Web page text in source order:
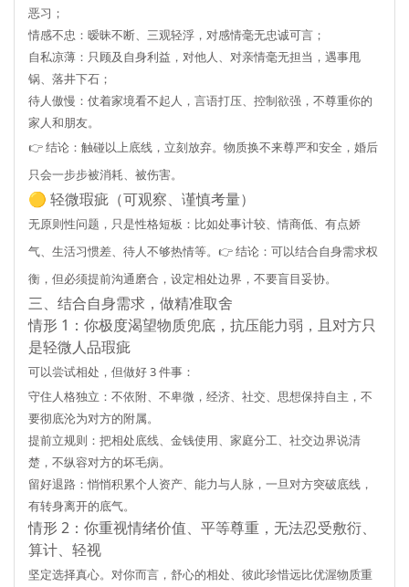
恶习；
情感不忠：暧昧不断、三观轻浮，对感情毫无忠诚可言；
自私凉薄：只顾及自身利益，对他人、对亲情毫无担当，遇事甩
锅、落井下石；
待人傲慢：仗着家境看不起人，言语打压、控制欲强，不尊重你的
家人和朋友。
👉 结论：触碰以上底线， 立刻放弃。物质换不来尊严和安全，婚后
只会一步步被消耗、被伤害。
🟡 轻微瑕疵（可观察、谨慎考量）
无原则性问题，只是性格短板：比如处事计较、情商低、有点娇
气、生活习惯差、待人不够热情等。👉 结论：可以结合自身需求权
衡，但必须提前沟通磨合，设定相处边界，不要盲目妥协。
三、结合自身需求，做精准取舍
情形 1：你极度渴望物质兜底，抗压能力弱，且对方只
是轻微人品瑕疵
可以尝试相处，但做好 3 件事：
守住人格独立 ：不依附、不卑微，经济、社交、思想保持自主，不
要彻底沦为对方的附属。
提前立规则 ：把相处底线、金钱使用、家庭分工、社交边界说清
楚，不纵容对方的坏毛病。
留好退路 ：悄悄积累个人资产、能力与人脉，一旦对方突破底线，
有转身离开的底气。
情形 2：你重视情绪价值、平等尊重，无法忍受敷衍、
算计、轻视
坚定选择真心。对你而言，舒心的相处、彼此珍惜远比优渥物质重